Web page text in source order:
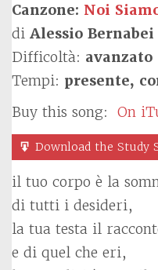
Canzone: Noi
di Alessio Bernabei
Difficoltà: avanzato
Tempi: presente,
Buy this song: On
Download the Study
il tuo corpo è la
di tutti i desideri,
la tua testa il
e di quel che eri,